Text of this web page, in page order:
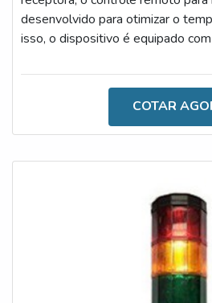
desenvolvido para otimizar o
isso, o dispositivo é equipado
o que o torna diferente é a
de comunicação entre operários e
responsáveis pelo
COTAR